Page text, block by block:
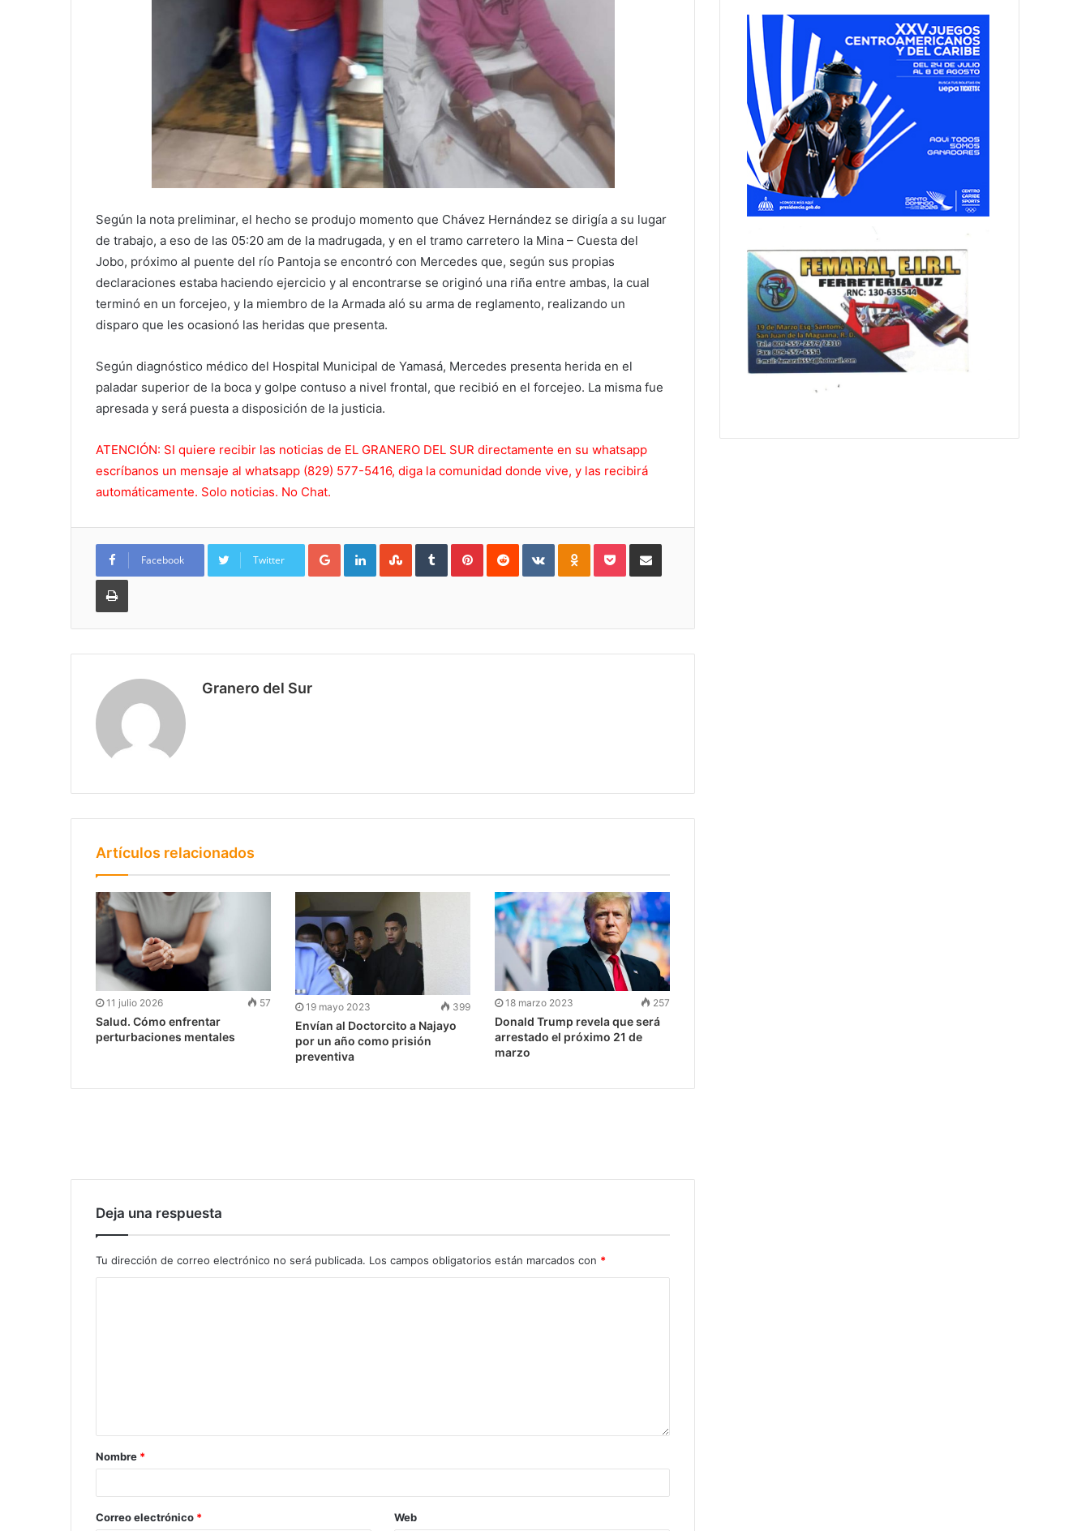
Según la nota preliminar, el hecho se produjo momento que Chávez Hernández se dirigía a su lugar
de trabajo, a eso de las 05:20 am de la madrugada, y en el tramo carretero la Mina – Cuesta del
Jobo, próximo al puente del río Pantoja se encontró con Mercedes que, según sus propias
declaraciones estaba haciendo ejercicio y al encontrarse se originó una riña entre ambas, la cual
terminó en un forcejeo, y la miembro de la Armada aló su arma de reglamento, realizando un
disparo que les ocasionó las heridas que presenta.
Según diagnóstico médico del Hospital Municipal de Yamasá, Mercedes presenta herida en el
paladar superior de la boca y golpe contuso a nivel frontal, que recibió en el forcejeo. La misma fue
apresada y será puesta a disposición de la justicia.
ATENCIÓN: SI quiere recibir las noticias de EL GRANERO DEL SUR directamente en su whatsapp
escríbanos un mensaje al whatsapp (829) 577-5416, diga la comunidad donde vive, y las recibirá
automáticamente. Solo noticias. No Chat.
Facebook Twitter
Google+LinkedInStumbleUpon
TumblrPinterestReddit VKontakteOdnoklassniki
PocketCompartir por Correo
Imprimir
Granero del Sur
Artículos relacionados
11 julio 2026 57
Salud. Cómo enfrentar
perturbaciones mentales
19 mayo 2023 399
Envían al Doctorcito a Najayo
por un año como prisión
preventiva
18 marzo 2023 257
Donald Trump revela que será
arrestado el próximo 21 de
marzo
Deja una respuesta
Tu dirección de correo electrónico no será publicada. Los campos obligatorios están marcados con *
Nombre *
Correo electrónico * Web